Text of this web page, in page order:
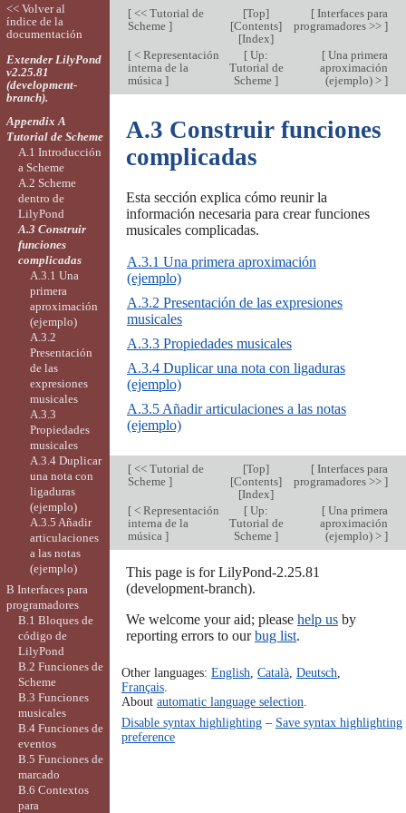
[<< Tutorial de
Scheme ]
[Top]
[Contents]
[Index]
[Interfaces para
programadores >> ]
[< Representación
interna de la
música ]
[ Up:
Tutorial de
Scheme]
[Una primera
aproximación
(ejemplo) > ]
A.3 Construir funciones
complicadas
Esta sección explica cómo reunir la
información necesaria para crear funciones
musicales complicadas.
A.3.1 Una primera aproximación
(ejemplo)
A.3.2 Presentación de las expresiones
musicales
A.3.3 Propiedades musicales
A.3.4 Duplicar una nota con ligaduras
(ejemplo)
A.3.5 Añadir articulaciones a las notas
(ejemplo)
[<< Tutorial de
Scheme ]
[Top]
[Contents]
[Index]
[Interfaces para
programadores >> ]
[< Representación
interna de la
música ]
[ Up:
Tutorial de
Scheme]
[Una primera
aproximación
(ejemplo) > ]
This page is for LilyPond-2.25.81
(development-branch).
We welcome your aid; please help usby
reporting errors to ourbug list.
Other languages: English Català, Deutsch
Français.
About automatic language selection
Disable syntax highlighting– Save syntax highlighting
preference
<< Volver al
índice de la
documentación
Extender LilyPond
v2.25.81
(development-
branch).
Appendix A
Tutorial de Scheme
A.1 Introducción
a Scheme
A.2 Scheme
dentro de
LilyPond
A.3 Construir
funciones
complicadas
A.3.1 Una
primera
aproximación
(ejemplo)
A.3.2
Presentación
de las
expresiones
musicales
A.3.3
Propiedades
musicales
A.3.4 Duplicar
una nota con
ligaduras
(ejemplo)
A.3.5 Añadir
articulaciones
a las notas
(ejemplo)
B Interfaces para
programadores
B.1 Bloques de
código de
LilyPond
B.2 Funciones de
Scheme
B.3 Funciones
musicales
B.4 Funciones de
eventos
B.5 Funciones de
marcado
B.6 Contextos
para